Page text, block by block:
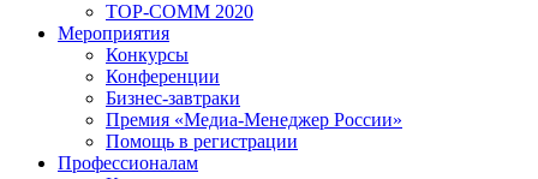
TOP-COMM 2020
Мероприятия
Конкурсы
Конференции
Бизнес-завтраки
Премия «Медиа-Менеджер России»
Помощь в регистрации
Профессионалам